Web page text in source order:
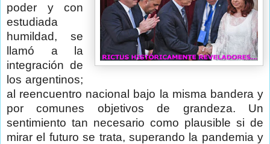
poder y con
estudiada
humildad, se
llamó a la
integración de
los argentinos;
al reencuentro nacional bajo la misma bandera y
por comunes objetivos de grandeza. Un
sentimiento tan necesario como plausible si de
mirar el futuro se trata, superando la pandemia y